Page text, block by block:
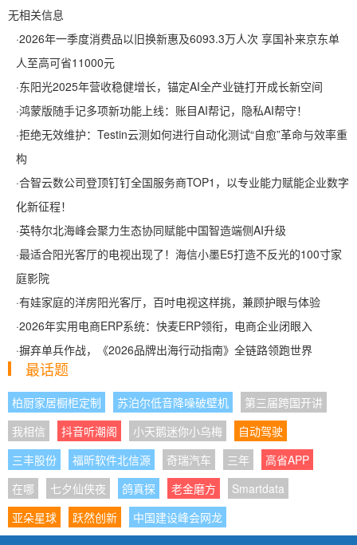
无相关信息
·2026年一季度消费品以旧换新惠及6093.3万人次 享国补来京东单
人至高可省11000元
·东阳光2025年营收稳健增长，锚定AI全产业链打开成长新空间
·鸿蒙版随手记多项新功能上线：账目AI帮记，隐私AI帮守！
·拒绝无效维护：Testin云测如何进行自动化测试“自愈”革命与效率重
构
·合智云数公司登顶钉钉全国服务商TOP1，以专业能力赋能企业数字
化新征程！
·英特尔北海峰会聚力生态协同赋能中国智造端侧AI升级
·最适合阳光客厅的电视出现了！海信小墨E5打造不反光的100寸家
庭影院
·有娃家庭的洋房阳光客厅，百吋电视这样挑，兼顾护眼与体验
·2026年实用电商ERP系统：快麦ERP领衔，电商企业闭眼入
·摒弃单兵作战，《2026品牌出海行动指南》全链路领跑世界
最话题
柏厨家居橱柜定制 苏泊尔低音降噪破壁机
第三届跨国开讲
我相信
抖音听潮阁 小天鹅迷你小乌梅
自动驾驶
三丰股份
福昕软件北信源 奇瑞汽车 三年
高省APP
在哪
七夕仙侠夜 鸽真探 老金磨方
Smartdata
亚朵星球
跃然创新 中国建设峰会网龙